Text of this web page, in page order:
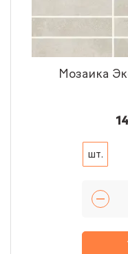
Мозаика
шт.